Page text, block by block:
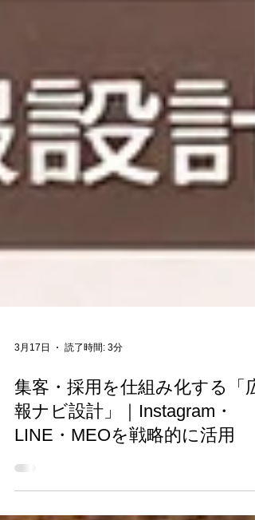
3月17日 読了時間: 3分
集客・採用を仕組み化する「広
報ナビ設計」｜Instagram・
LINE・MEOを戦略的に活用